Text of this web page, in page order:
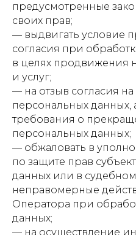
предусмотренные
своих прав;
— выдвигать условие
согласия при
в целях продвижения
и услуг;
— на отзыв согласия
персональных данных,
требования о
персональных данных;
— обжаловать в
по защите прав
данных или в
неправомерные
Оператора при
данных;
— на осуществление